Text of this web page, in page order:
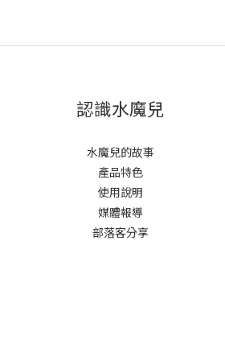
認識水魔兒
水魔兒的故事
產品特色
使用說明
媒體報導
部落客分享